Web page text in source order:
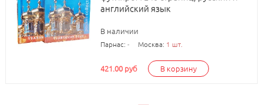
английский язык
В наличии
Парнас: - Москва: 1 шт.
421.00 руб В корзину